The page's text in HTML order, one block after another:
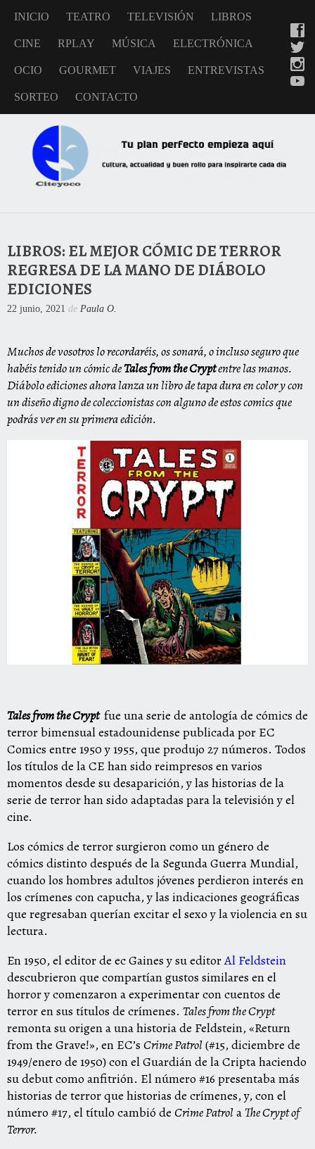
INICIO TEATRO TELEVISIÓN LIBROS
CINE RPLAY MÚSICA ELECTRÓNICA
OCIO GOURMET VIAJES ENTREVISTAS
SORTEO CONTACTO
LIBROS: EL MEJOR CÓMIC DE TERROR
REGRESA DE LA MANO DE DIÁBOLO
EDICIONES
22 junio, 2021 de Paula O.
‎Muchos de vosotros lo recordaréis, os sonará, o incluso seguro que
habéis tenido un cómic deTales from the Crypt‎‎ entre las manos.
Diábolo ediciones ahora lanza un libro de tapa dura en color y con
un diseño digno de coleccionistas con alguno de estos comics que
podrás ver en su primera edición.
Tales from the Crypt‎‎ ‎ ‎ fue una serie de antología ‎‎de cómics‎‎ de
terror bimensual estadounidense publicada por ‎‎EC
Comics‎‎ entre 1950 y 1955, que produjo 27 números. Todos
los títulos de la CE han sido reimpresos en varios
momentos desde su desaparición, y las historias de la
serie de terror han sido adaptadas para ‎‎la televisión‎‎ y ‎‎el
cine.‎
‎Los cómics de terror‎‎ surgieron como un género de
cómics distinto después ‎‎de la Segunda Guerra Mundial,‎‎
cuando los hombres adultos jóvenes perdieron interés en
los crímenes con capucha, y ‎‎las indicaciones geográficas‎‎
que regresaban querían excitar el sexo y la violencia en su
lectura.
‎En 1950, el editor de ec Gaines y su editor ‎‎Al Feldstein‎
descubrieron que compartían gustos similares en el
horror y comenzaron a experimentar con cuentos de
terror en sus títulos de crímenes. ‎ ‎Tales from the Crypt‎
remonta su origen a una historia de Feldstein, «Return
from the Grave!», en EC’s ‎ ‎Crime Patrol‎‎ (#15, diciembre de
1949/enero de 1950) con el Guardián de la Cripta haciendo
su debut como anfitrión. El número #16 presentaba más
historias de terror que historias de crímenes, y, con el
número #17, el título cambió de ‎ ‎Crime Patrol‎‎ a ‎‎The Crypt of
Terror.‎